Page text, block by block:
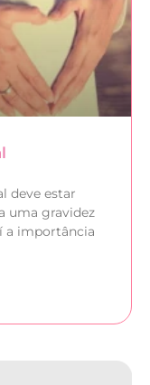
deve estar
uma gravidez
a importância